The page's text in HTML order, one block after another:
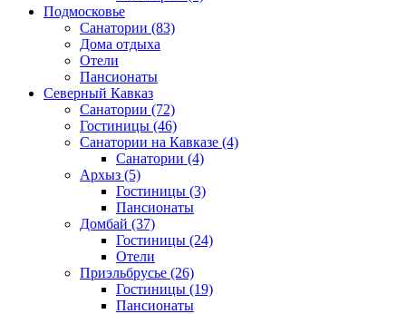
Подмосковье
Санатории (83)
Дома отдыха
Отели
Пансионаты
Северный Кавказ
Санатории (72)
Гостиницы (46)
Санатории на Кавказе (4)
Санатории (4)
Архыз (5)
Гостиницы (3)
Пансионаты
Домбай (37)
Гостиницы (24)
Отели
Приэльбрусье (26)
Гостиницы (19)
Пансионаты